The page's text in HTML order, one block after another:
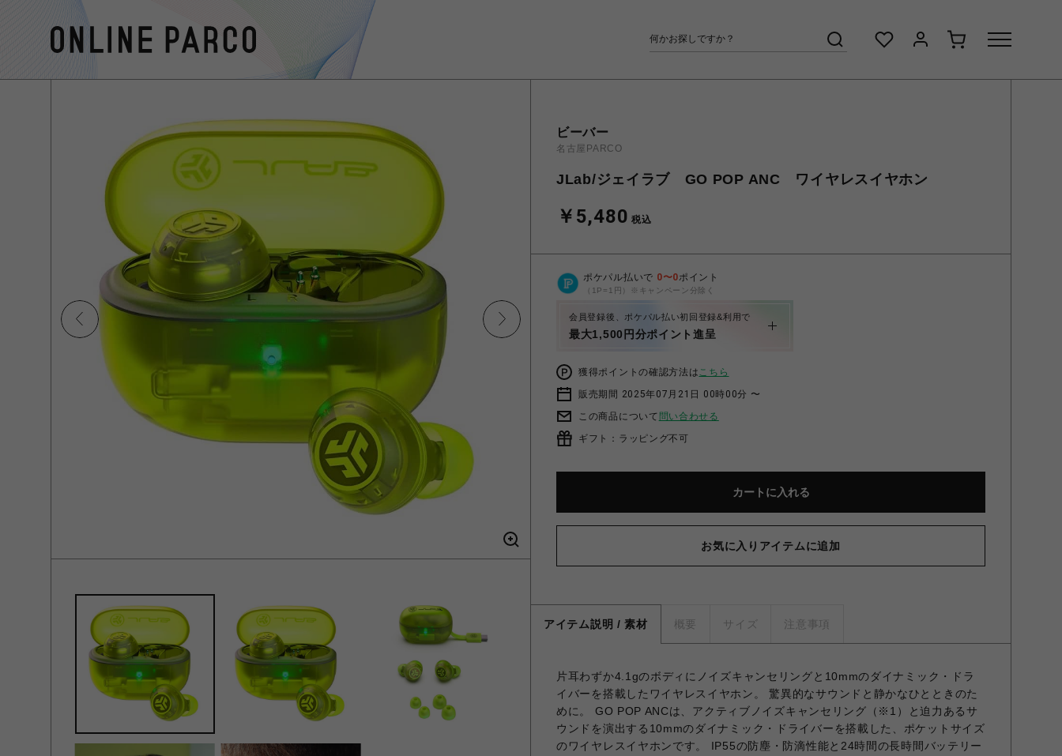
ビーバー
名古屋PARCO
JLab/ジェイラブ GO POP ANC ワイヤレスイヤホン
￥5,480 税込
ポケパル払いで 0〜0ポイント
（1P=1円）※キャンペーン分除く
会員登録後、ポケパル払い初回登録&利用で
最大1,500円分ポイント進呈
獲得ポイントの確認方法はこちら
販売期間 2025年07月21日 00時00分 〜
この商品について 問い合わせる
ギフト：ラッピング不可
カートに入れる
お気に入りアイテムに追加
アイテム説明 / 素材 概要 サイズ 注意事項
片耳わずか4.1gのボディにノイズキャンセリングと10mmのダイナミック・ドラ
イバーを搭載したワイヤレスイヤホン。 驚異的なサウンドと静かなひとときのた
めに。 GO POP ANCは、アクティブノイズキャンセリング（※1）と迫力あるサ
ウンドを演出する10mmのダイナミック・ドライバーを搭載した、ポケットサイズ
のワイヤレスイヤホンです。 IP55の防塵・防滴性能と24時間の長時間バッテリー